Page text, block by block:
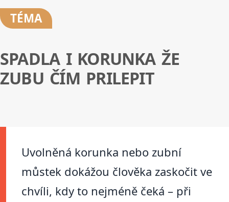
TÉMA
SPADLA I KORUNKA ŽE
ZUBU ČÍM PRILEPIT
Uvolněná korunka nebo zubní
můstek dokážou člověka zaskočit ve
chvíli, kdy to nejméně čeká – při